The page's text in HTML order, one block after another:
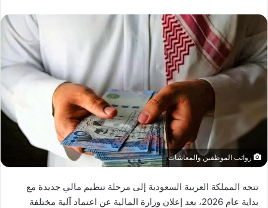
رواتب الموظفين والمعاشات
تتجه المملكة العربية السعودية إلى مرحلة تنظيم مالي جديدة مع
بداية عام 2026، بعد إعلان وزارة المالية عن اعتماد آلية مختلفة